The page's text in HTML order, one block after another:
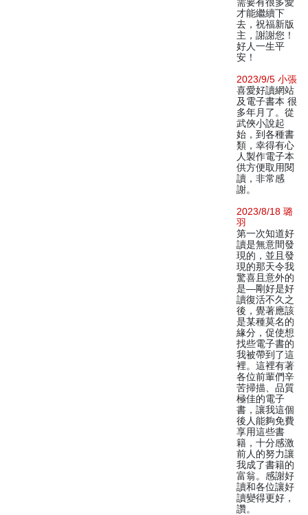
才能繼續下
去，祝福新版
主，謝謝您！
好人一生平
安！
2023/9/5 小張
喜愛好讀網站
及電子書本 很
多年月了。從
武俠小說起
始，到各種書
類，幸得有心
人製作電子本
供方便取用閱
讀，非常感
謝。
2023/8/18 璐
羽
第一次知道好
讀是無意間發
現的，並且發
現的那天令我
驚喜且意外的
是—剛好是好
讀復活不久之
後，覺著應該
是某種莫名的
緣分，促使想
找些電子書的
我被帶到了這
裡。這裡有著
各位前輩們辛
苦掃描、品質
極佳的電子
書，讓我這個
後人能夠免費
享用這些書
籍，十分感激
前人的努力讓
我成了書籍的
富翁。感謝好
讀和各位讓好
讀變得更好，
讚。